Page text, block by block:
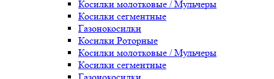
Косилки молотковые / Мульчеры
Косилки сегментные
Газонокосилки
Косилки Роторные
Косилки молотковые / Мульчеры
Косилки сегментные